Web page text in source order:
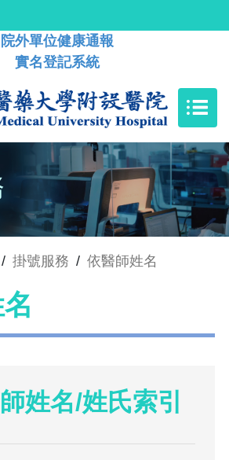
院外單位健康通報
實名登記系統
/ 掛號服務 / 依醫師姓名
姓名/姓氏索引